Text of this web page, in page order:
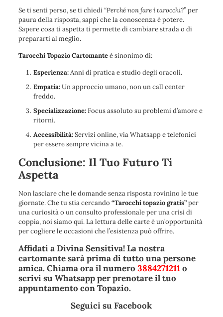
Se ti senti perso, se ti chiedi “Perché non fare i tarocchi?”per
paura della risposta, sappi che la conoscenza è potere.
Sapere cosa ti aspetta ti permette di cambiare strada o di
prepararti al meglio.
Tarocchi Topazio Cartomanteè sinonimo di:
Esperienza:Anni di pratica e studio degli oracoli.
Empatia:Un approccio umano, non un call center
freddo.
Specializzazione:Focus assoluto su problemi d’amore e
ritorni.
Accessibilità:Servizi online, via Whatsapp e telefonici
per essere sempre vicina a te.
Conclusione: Il Tuo Futuro Ti
Aspetta
Non lasciare che le domande senza risposta rovinino le tue
giornate. Che tu stia cercando “Tarocchi topazio gratis”per
una curiosità o un consulto professionale per una crisi di
coppia, noi siamo qui. La lettura delle carte è un’opportunità
per cogliere le occasioni che l’esistenza può offrire.
Affidati a Divina Sensitiva! La nostra
cartomante sarà prima di tutto una persone
amica. Chiama ora il numero 3884271211o
scrivi su Whatsapp per prenotare il tuo
appuntamento con Topazio.
Seguici su Facebook